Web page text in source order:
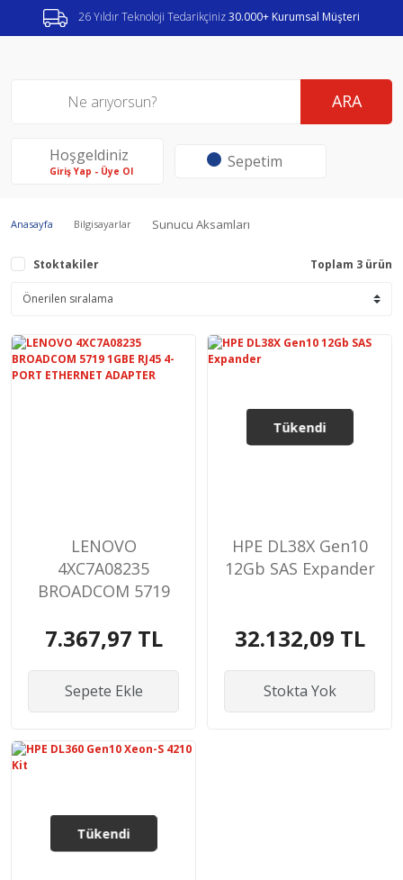
26 Yıldır Teknoloji Tedarikçiniz30.000+ Kurumsal Müşteri
ARA
Hoşgeldiniz
Giriş Yap - Üye Ol Sepetim
Anasayfa Bilgisayarlar Sunucu Aksamları
Stoktakiler Toplam 3 ürün
LENOVO
4XC7A08235
BROADCOM 5719
ETHERNET
7.367,97 TL
Sepete Ekle
Tükendi
HPE DL38X Gen10
12Gb SAS Expander
32.132,09 TL
Stokta Yok
Tükendi